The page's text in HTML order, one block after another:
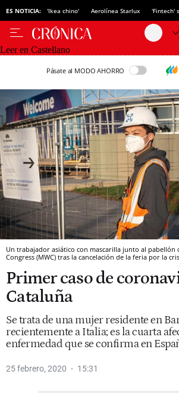
ES NOTICIA: 'Ikea chino' Aerolínea Starlux 'Fintech'
Leer en Castellano
Pásate al MODO AHORRO
Un trabajador asiático con mascarilla junto al pabellón
Congress (MWC) tras la cancelación de la feria por la
Primer caso de
Cataluña
Se trata de una mujer residente en
recientemente a Italia; es la cuarta
enfermedad que se confirma en
25 febrero, 2020 15:31